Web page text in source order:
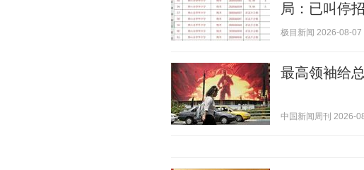
局：已叫停
极目新闻 2026-08-07
最高领袖给
中国新闻周刊 2026-